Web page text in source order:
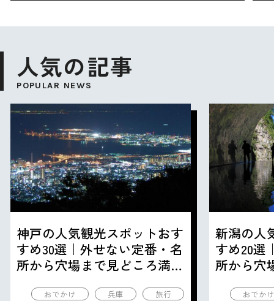
人気の記事
POPULAR NEWS
神戸の人気観光スポットおす
すめ30選｜外せない定番・名
所から穴場まで見どころ満載
おでかけ 兵庫 旅行
新潟の人
すめ20選
所から穴
おでか